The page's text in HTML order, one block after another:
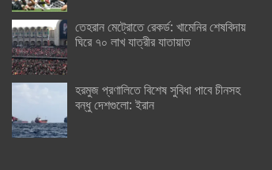
তেহরান মেট্রোতে রেকর্ড: খামেনির শেষবিদায়
ঘিরে ৭০ লাখ যাত্রীর যাতায়াত
হরমুজ প্রণালিতে বিশেষ সুবিধা পাবে চীনসহ
বন্ধু দেশগুলো: ইরান